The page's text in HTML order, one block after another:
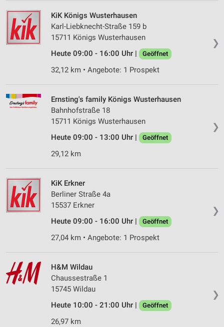
❯
KiK Königs Wusterhausen
Karl-Liebknecht-Straße 159 b
15711 Königs Wusterhausen
Heute 09:00 - 16:00 Uhr |
Geöffnet
32,12 km • Angebote: 1 Prospekt
❯
Ernsting's family Königs Wusterhausen
Bahnhofstraße 18
15711 Königs Wusterhausen
Heute 09:00 - 13:00 Uhr |
Geöffnet
29,12 km
❯
KiK Erkner
Berliner Straße 4a
15537 Erkner
Heute 09:00 - 16:00 Uhr |
Geöffnet
27,04 km • Angebote: 1 Prospekt
❯
H&M Wildau
Chaussestraße 1
15745 Wildau
Heute 10:00 - 21:00 Uhr |
Geöffnet
26,97 km